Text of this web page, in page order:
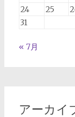
24
25
31
« 7月
アーカイ